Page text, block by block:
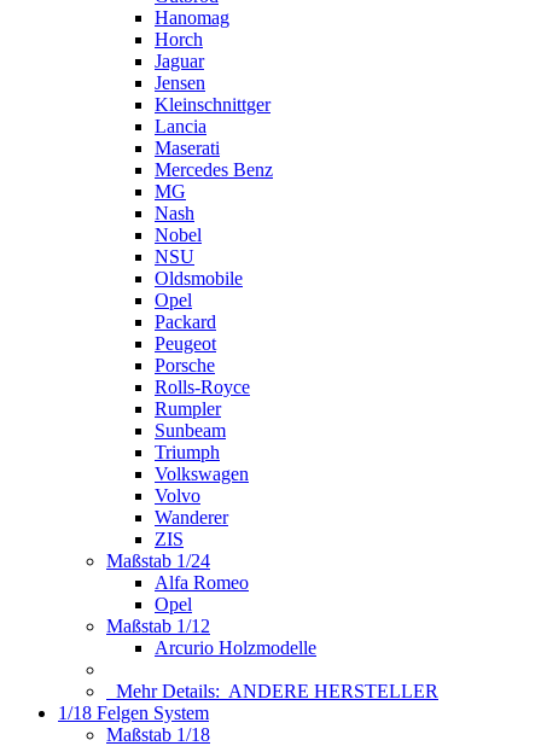
Hanomag
Horch
Jaguar
Jensen
Kleinschnittger
Lancia
Maserati
Mercedes Benz
MG
Nash
Nobel
NSU
Oldsmobile
Opel
Packard
Peugeot
Porsche
Rolls-Royce
Rumpler
Sunbeam
Triumph
Volkswagen
Volvo
Wanderer
ZIS
Maßstab 1/24
Alfa Romeo
Opel
Maßstab 1/12
Arcurio Holzmodelle
Mehr Details: ANDERE HERSTELLER
1/18 Felgen System
Maßstab 1/18